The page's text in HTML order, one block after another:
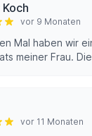
vor 9 Monaten
Mal haben wir
meiner Frau.
vor 11 Monaten